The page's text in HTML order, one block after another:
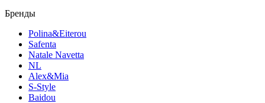
Бренды
Polina&Eiterou
Safenta
Natale Navetta
NL
Alex&Mia
S-Style
Baidou